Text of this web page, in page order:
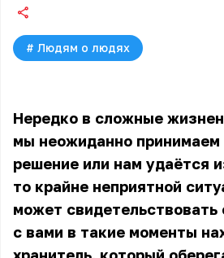
# Людям о людях
Нередко в сложные
мы неожиданно принимаем
решение или нам удаётся
то крайне неприятной
может свидетельствовать
с вами в такие моменты